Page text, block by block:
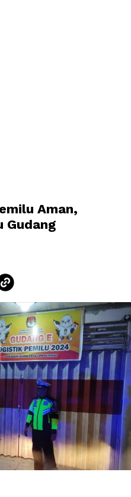
Aman,
Gudang